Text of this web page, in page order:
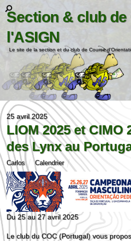
Section & club de
l'ASIGN
Le site de la section et du club de Course
25 avril 2025
LIOM 2025 et CIMO
des Lynx au
Carlos Calendrier
Du 25 au 27 avril 2025
Le club du COC (Portugal) vous